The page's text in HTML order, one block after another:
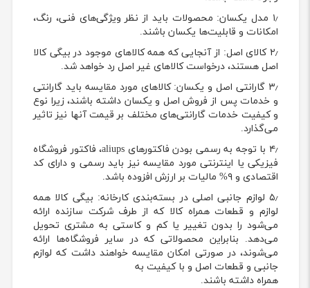
۱٫ مدل یکسان: محصولات باید از نظر ویژگی‌های فنی، رنگ،
امکانات و قابلیت‌ها یکسان باشند.
۲٫ کالای اصل: از آنجایی که همه کالاهای موجود در بیگی کالا
اصل هستند، درخواست کالاهای غیر اصل رد خواهد شد.
۳٫ گارانتی اصل و یکسان: کالاهای مورد مقایسه باید گارانتی
و خدمات پس از فروش اصل و یکسان داشته باشند، زیرا نوع
و کیفیت خدمات گارانتی‌های مختلف بر قیمت آنها نیز تاثیر
می‌گذارد.
۴٫ با توجه به رسمی بودن فاکتورهای aliups، فاکتور فروشگاه
فیزیکی یا اینترنتی مورد مقایسه نیز باید رسمی و دارای کد
اقتصادی و ۹% مالیات بر ارزش افزوده باشد.
۵٫ لوازم جانبی اصلی در بسته‌بندی کارخانه: بیگی کالا همه
لوازم و قطعات همراه کالا که از طرف شرکت سازنده ارائه
می‌شود را بدون تغییر یا کم و کاستی به مشتری تحویل
می‌دهد. بنابراین محصولاتی که در سایر فروشگاه‌ها ارائه
می‌شوند، در صورتی امکان مقایسه خواهند داشت که لوازم
جانبی و قطعات اصل و با کیفیت به
همراه داشته باشند.